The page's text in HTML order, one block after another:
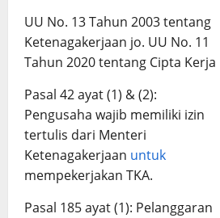
UU No. 13 Tahun 2003 tentang
Ketenagakerjaan jo. UU No. 11
Tahun 2020 tentang Cipta Kerja
Pasal 42 ayat (1) & (2):
Pengusaha wajib memiliki izin
tertulis dari Menteri
Ketenagakerjaan untuk
mempekerjakan TKA.
Pasal 185 ayat (1): Pelanggaran